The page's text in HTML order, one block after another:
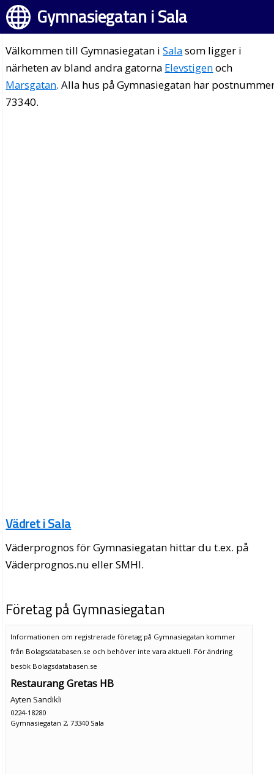
Gymnasiegatan i Sala
Välkommen till Gymnasiegatan iSalasom ligger i
närheten av bland andra gatorna Elevstigenoch
Marsgatan. Alla hus på Gymnasiegatan har
73340.
Vädret i Sala
Väderprognos för Gymnasiegatan hittar du t.ex. på
Väderprognos.nu eller SMHI.
Företag på Gymnasiegatan
Informationen om registrerade företag på Gymnasiegatan kommer
från Bolagsdatabasen.se och behöver inte vara aktuell. För ändring
besök Bolagsdatabasen.se
Restaurang Gretas HB
Ayten Sandikli
0224-18280
Gymnasiegatan 2, 73340 Sala